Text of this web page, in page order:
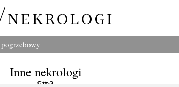
Inne nekrologi